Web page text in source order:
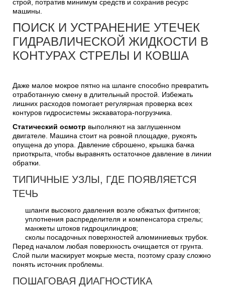
строй, потратив минимум средств и сохранив ресурс
машины.
ПОИСК И УСТРАНЕНИЕ УТЕЧЕК
ГИДРАВЛИЧЕСКОЙ ЖИДКОСТИ В
КОНТУРАХ СТРЕЛЫ И КОВША
Даже малое мокрое пятно на шланге способно превратить
отработанную смену в длительный простой. Избежать
лишних расходов помогает регулярная проверка всех
контуров гидросистемы экскаватора-погрузчика.
Статический осмотр выполняют на заглушенном
двигателе. Машина стоит на ровной площадке, рукоять
опущена до упора. Давление сброшено, крышка бачка
приоткрыта, чтобы выравнять остаточное давление в линии
обратки.
ТИПИЧНЫЕ УЗЛЫ, ГДЕ ПОЯВЛЯЕТСЯ
ТЕЧЬ
шланги высокого давления возле обжатых фитингов;
уплотнения распределителя и компенсатора стрелы;
манжеты штоков гидроцилиндров;
сколы посадочных поверхностей алюминиевых трубок.
Перед началом любая поверхность очищается от грунта.
Слой пыли маскирует мокрые места, поэтому сразу сложно
понять источник проблемы.
ПОШАГОВАЯ ДИАГНОСТИКА